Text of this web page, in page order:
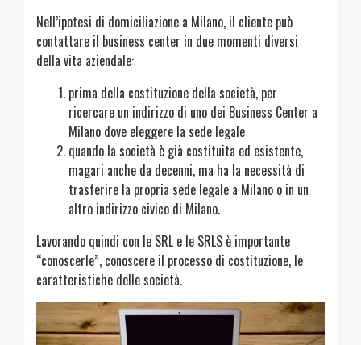
Nell’ipotesi di domiciliazione a Milano, il cliente può
contattare il business center in due momenti diversi
della vita aziendale:
prima della costituzione della società, per
ricercare un indirizzo di uno dei Business Center a
Milano dove eleggere la sede legale
quando la società è già costituita ed esistente,
magari anche da decenni, ma ha la necessità di
trasferire la propria sede legale a Milano o in un
altro indirizzo civico di Milano.
Lavorando quindi con le SRL e le SRLS è importante
“conoscerle”, conoscere il processo di costituzione, le
caratteristiche delle società.